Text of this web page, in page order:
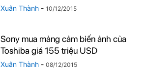
Xuân Thành - 10/12/2015
Sony mua mảng cảm biến ảnh của
Toshiba giá 155 triệu USD
Xuân Thành - 08/12/2015